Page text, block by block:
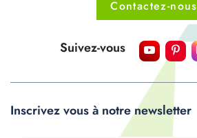
Contactez-nous
Suivez-vous
Inscrivez vous à notre newsletter